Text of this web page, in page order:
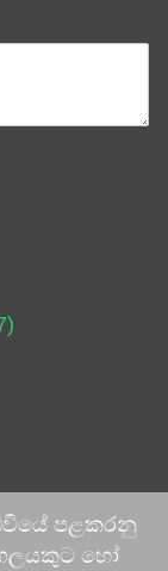
පළකරනු
හෝ